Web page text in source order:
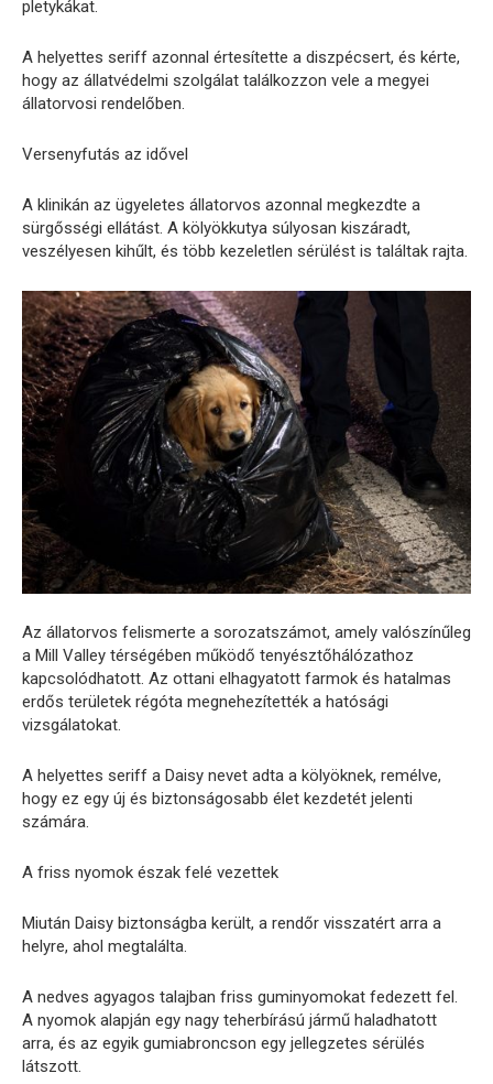
pletykákat.
A helyettes seriff azonnal értesítette a diszpécsert, és kérte,
hogy az állatvédelmi szolgálat találkozzon vele a megyei
állatorvosi rendelőben.
Versenyfutás az idővel
A klinikán az ügyeletes állatorvos azonnal megkezdte a
sürgősségi ellátást. A kölyökkutya súlyosan kiszáradt,
veszélyesen kihűlt, és több kezeletlen sérülést is találtak rajta.
Az állatorvos felismerte a sorozatszámot, amely valószínűleg
a Mill Valley térségében működő tenyésztőhálózathoz
kapcsolódhatott. Az ottani elhagyatott farmok és hatalmas
erdős területek régóta megnehezítették a hatósági
vizsgálatokat.
A helyettes seriff a Daisy nevet adta a kölyöknek, remélve,
hogy ez egy új és biztonságosabb élet kezdetét jelenti
számára.
A friss nyomok észak felé vezettek
Miután Daisy biztonságba került, a rendőr visszatért arra a
helyre, ahol megtalálta.
A nedves agyagos talajban friss guminyomokat fedezett fel.
A nyomok alapján egy nagy teherbírású jármű haladhatott
arra, és az egyik gumiabroncson egy jellegzetes sérülés
látszott.